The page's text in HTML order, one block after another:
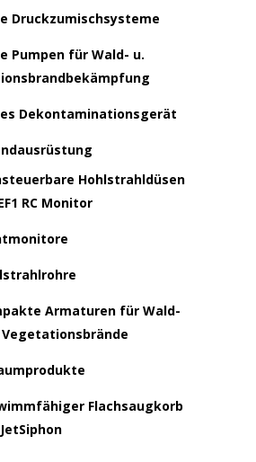
Druckzumischsysteme
Pumpen für Wald- u.
Dekontaminationsgerät
Hohlstrahldüsen
RC Monitor
Armaturen für Wald-
Vegetationsbrände
Flachsaugkorb